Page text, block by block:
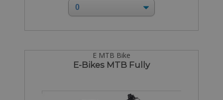
E MTB Bike
E-Bikes MTB Fully